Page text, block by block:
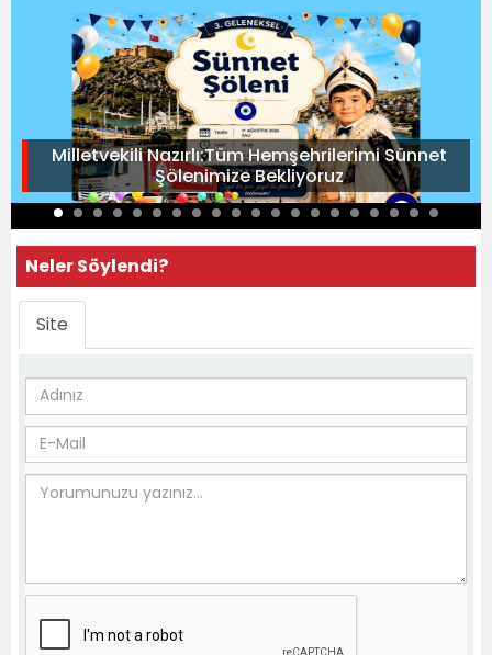
Milletvekili Nazırlı:Tüm Hemşehrilerimi Sünnet
Şölenimize Bekliyoruz
Neler Söylendi?
Site